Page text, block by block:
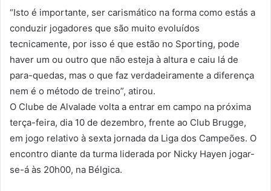
“Isto é importante, ser carismático na forma como estás a
conduzir jogadores que são muito evoluídos
tecnicamente, por isso é que estão no Sporting, pode
haver um ou outro que não esteja à altura e caiu lá de
para-quedas, mas o que faz verdadeiramente a diferença
nem é o método de treino”, atirou.
O Clube de Alvalade volta a entrar em campo na próxima
terça-feira, dia 10 de dezembro, frente ao Club Brugge,
em jogo relativo à sexta jornada da Liga dos Campeões. O
encontro diante da turma liderada por Nicky Hayen jogar-
se-á às 20h00, na Bélgica.